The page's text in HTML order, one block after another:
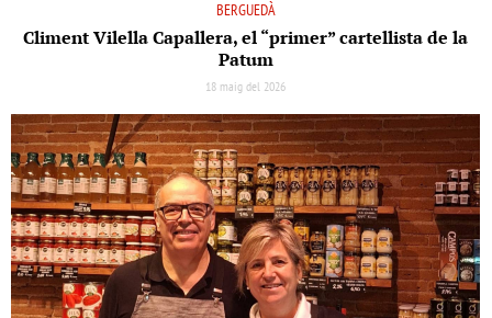
BERGUEDÀ
Climent Vilella Capallera, el “primer” cartellista de la
Patum
18 maig del 2026